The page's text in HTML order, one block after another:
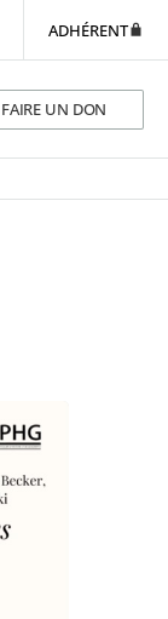
ADHÉRENT
FAIRE UN DON